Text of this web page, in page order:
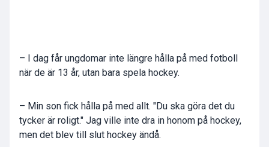
– I dag får ungdomar inte längre hålla på med fotboll
när de är 13 år, utan bara spela hockey.
– Min son fick hålla på med allt. "Du ska göra det du
tycker är roligt." Jag ville inte dra in honom på hockey,
men det blev till slut hockey ändå.